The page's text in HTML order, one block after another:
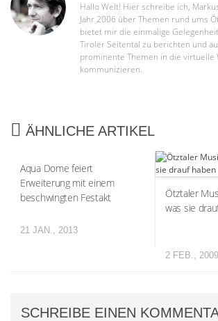
Hallo Welt! Hier schreibe ich,
Jahr 2006 über Themen rund ums
bietet mir die einmalige
Tiroler Seitental zu berichten und
prominente Themen in die virtuelle
kommunizieren.
ÄHNLICHE ARTIKEL
Aqua Dome feiert
Erweiterung mit einem
beschwingten Festakt
21 JAN., 2013
Ötztaler
was sie
2 FEB., 2009
SCHREIBE EINEN